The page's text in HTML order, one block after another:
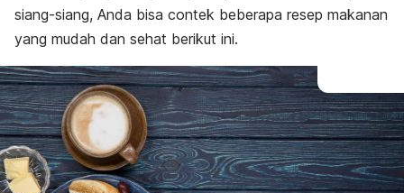
siang-siang, Anda bisa contek beberapa resep makanan
yang mudah dan sehat berikut ini.